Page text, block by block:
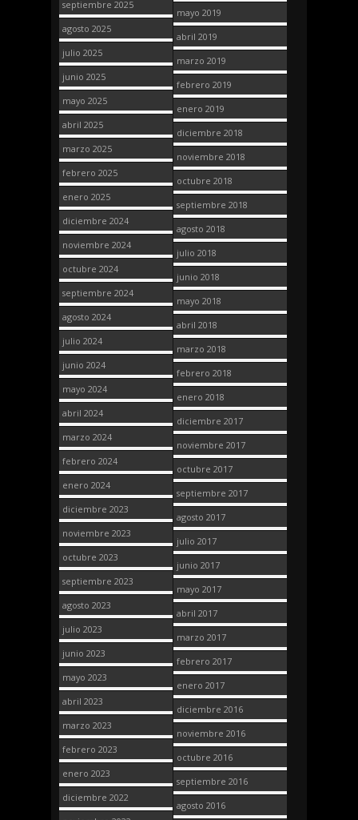
septiembre 2025
agosto 2025
julio 2025
junio 2025
mayo 2025
abril 2025
marzo 2025
febrero 2025
enero 2025
diciembre 2024
noviembre 2024
octubre 2024
septiembre 2024
agosto 2024
julio 2024
junio 2024
mayo 2024
abril 2024
marzo 2024
febrero 2024
enero 2024
diciembre 2023
noviembre 2023
octubre 2023
septiembre 2023
agosto 2023
julio 2023
junio 2023
mayo 2023
abril 2023
marzo 2023
febrero 2023
enero 2023
diciembre 2022
mayo 2019
abril 2019
marzo 2019
febrero 2019
enero 2019
diciembre 2018
noviembre 2018
octubre 2018
septiembre 2018
agosto 2018
julio 2018
junio 2018
mayo 2018
abril 2018
marzo 2018
febrero 2018
enero 2018
diciembre 2017
noviembre 2017
octubre 2017
septiembre 2017
agosto 2017
julio 2017
junio 2017
mayo 2017
abril 2017
marzo 2017
febrero 2017
enero 2017
diciembre 2016
noviembre 2016
octubre 2016
septiembre 2016
agosto 2016